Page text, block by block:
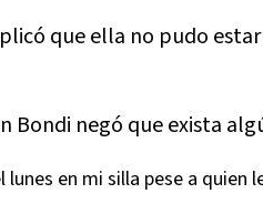
que ella no pudo
Bondi negó que exista
lunes en mi silla pese a quien